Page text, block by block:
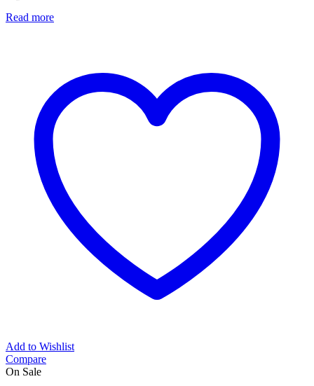
Read more
Add to Wishlist
Compare
On Sale